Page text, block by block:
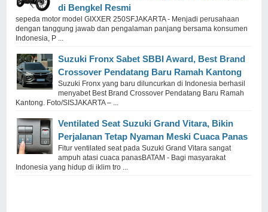
di Bengkel Resmi
sepeda motor model GIXXER 250SFJAKARTA - Menjadi perusahaan
dengan tanggung jawab dan pengalaman panjang bersama konsumen
Indonesia, P ...
Suzuki Fronx Sabet SBBI Award, Best Brand
Crossover Pendatang Baru Ramah Kantong
Suzuki Fronx yang baru diluncurkan di Indonesia berhasil
menyabet Best Brand Crossover Pendatang Baru Ramah
Kantong. Foto/SISJAKARTA – ...
Ventilated Seat Suzuki Grand Vitara, Bikin
Perjalanan Tetap Nyaman Meski Cuaca Panas
Fitur ventilated seat pada Suzuki Grand Vitara sangat
ampuh atasi cuaca panasBATAM - Bagi masyarakat
Indonesia yang hidup di iklim tro ...